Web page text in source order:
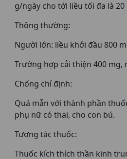
g/ngày cho tới liều tối đa là 20
Thông thường:
Người lớn: liều khởi đầu 800
Trường hợp cải thiện 400 mg,
Chống chỉ định:
Quá mẫn với thành phần
phụ nữ có thai, cho con bú.
Tương tác thuốc:
Thuốc kích thích thần kinh